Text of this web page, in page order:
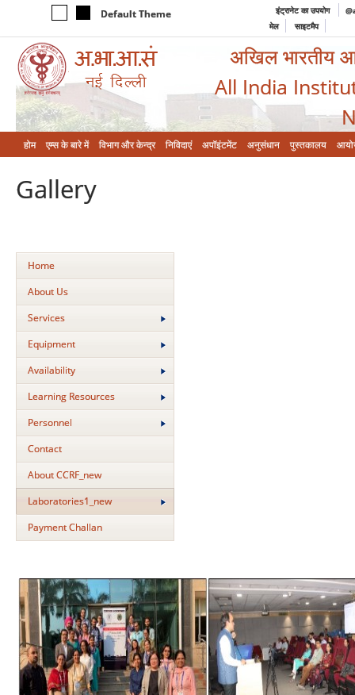
Default Theme इंट्रानेट का उपयोग
मेल
साइटमैप
अखिल भारतीय
All India
होम एम्‍स के बारे में विभाग और केन्‍द्र निविदाएं अपॉइंटमेंट अनुसंधान पुस्तकालय
Gallery
Home
About Us
Services
Equipment
Availability
Learning Resources
Personnel
Contact
About CCRF_new
Laboratories1_new
Payment Challan